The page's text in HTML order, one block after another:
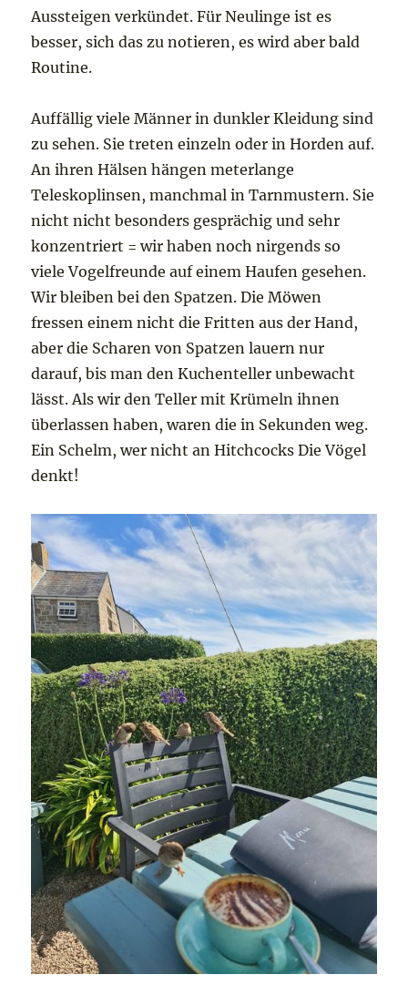
Aussteigen verkündet. Für Neulinge ist es
besser, sich das zu notieren, es wird aber bald
Routine.
Auffällig viele Männer in dunkler Kleidung sind
zu sehen. Sie treten einzeln oder in Horden auf.
An ihren Hälsen hängen meterlange
Teleskoplinsen, manchmal in Tarnmustern. Sie
nicht nicht besonders gesprächig und sehr
konzentriert = wir haben noch nirgends so
viele Vogelfreunde auf einem Haufen gesehen.
Wir bleiben bei den Spatzen. Die Möwen
fressen einem nicht die Fritten aus der Hand,
aber die Scharen von Spatzen lauern nur
darauf, bis man den Kuchenteller unbewacht
lässt. Als wir den Teller mit Krümeln ihnen
überlassen haben, waren die in Sekunden weg.
Ein Schelm, wer nicht an Hitchcocks Die Vögel
denkt!